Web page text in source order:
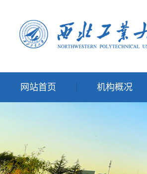
网站首页 机构概况